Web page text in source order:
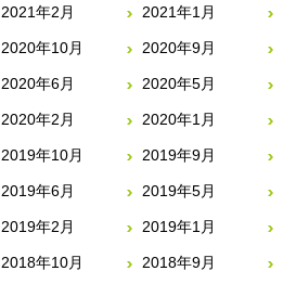
2021年2月 2021年1月
2020年10月 2020年9月
2020年6月 2020年5月
2020年2月 2020年1月
2019年10月 2019年9月
2019年6月 2019年5月
2019年2月 2019年1月
2018年10月 2018年9月